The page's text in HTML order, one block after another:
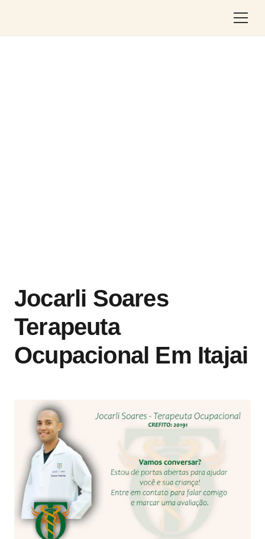
Jocarli Soares
Terapeuta
Ocupacional Em Itajai